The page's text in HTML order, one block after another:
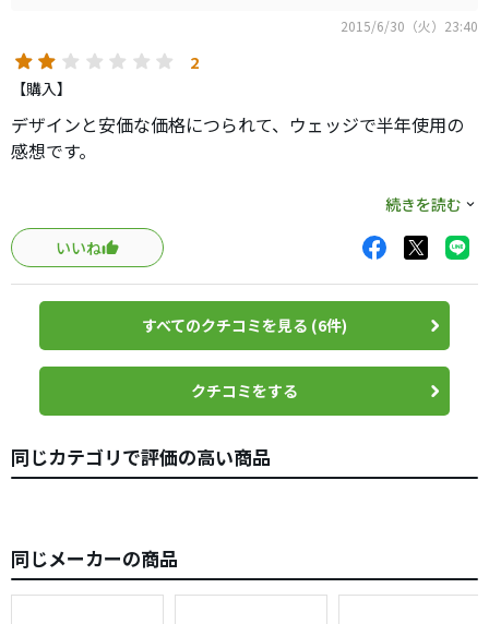
2015/6/30（火）23:40
2
【購入】
デザインと安価な価格につられて、ウェッジで半年使用の
感想です。
ラバーグリップにしては、シビアな打感が感じられるグリ
ップとの印象があります。
耐久性はありますが、メーカーの謳い文句「衝撃吸収ラバ
ー」には賛同出来かねます。
アイアンのグリップが本間の純正で、フィット感、柔らか
さが際立っているのも上記のように感じさせているのかも
続きを読む
いいね
すべてのクチコミを見る (6件)
クチコミをする
同じカテゴリで評価の高い商品
同じメーカーの商品